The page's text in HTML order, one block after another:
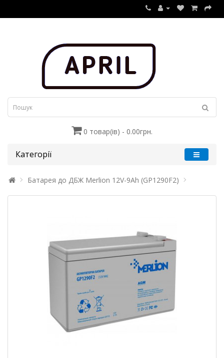
0 товар(ів) - 0.00грн.
Категорії
Батарея до ДБЖ Merlion 12V-9Ah (GP1290F2)